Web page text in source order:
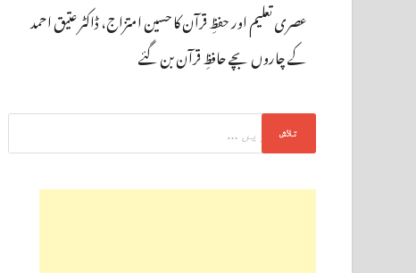
عصری تعلیم اور حفظِ قرآن کا حسین امتزاج، ڈاکٹر عتیق احمد
کے چاروں بچے حافظِ قرآن بن گئے